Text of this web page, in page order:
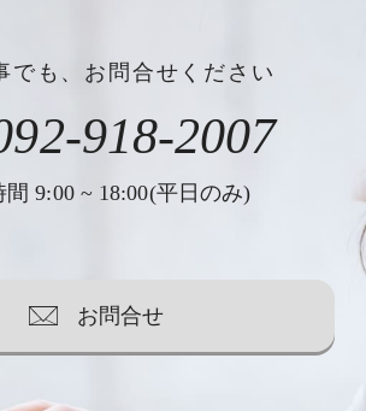
でも、お問合せください
918-2007
間 9:00 ~ 18:00(平日のみ)
お問合せ